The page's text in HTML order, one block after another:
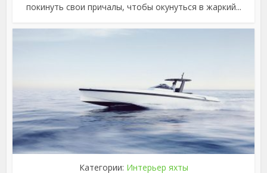
покинуть свои причалы, чтобы окунуться в жаркий...
Категории: Интерьер яхты